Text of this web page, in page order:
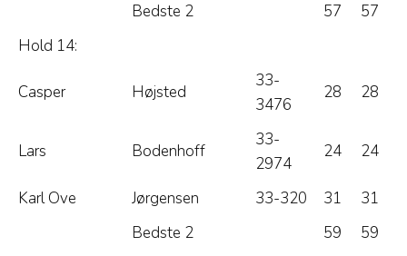
Bedste 2 57
57
Hold 14:
Casper Højsted
33-
3476
28 28
Lars Bodenhoff
33-
2974
24 24
Karl Ove Jørgensen 33-320 31
31
Bedste 2
59
59